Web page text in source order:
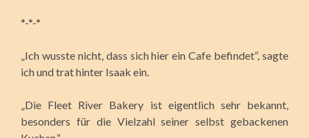
*-*-*
„Ich wusste nicht, dass sich hier ein Cafe befindet“, sagte
ich und trat hinter Isaak ein.
„Die Fleet River Bakery ist eigentlich sehr bekannt,
besonders für die Vielzahl seiner selbst gebackenen